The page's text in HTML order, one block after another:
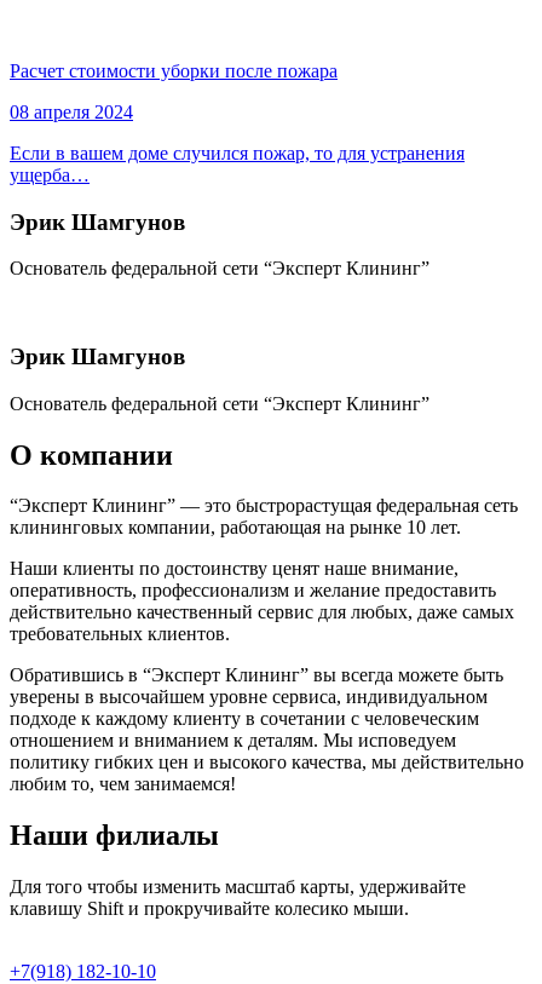
Расчет стоимости уборки после пожара
08 апреля 2024
Если в вашем доме случился пожар, то для устранения
ущерба…
Эрик Шамгунов
Основатель федеральной сети “Эксперт Клининг”
Эрик Шамгунов
Основатель федеральной сети “Эксперт Клининг”
О компании
“Эксперт Клининг” — это быстрорастущая федеральная сеть
клининговых компании, работающая на рынке 10 лет.
Наши клиенты по достоинству ценят наше внимание,
оперативность, профессионализм и желание предоставить
действительно качественный сервис для любых, даже самых
требовательных клиентов.
Обратившись в “Эксперт Клининг” вы всегда можете быть
уверены в высочайшем уровне сервиса, индивидуальном
подходе к каждому клиенту в сочетании с человеческим
отношением и вниманием к деталям. Мы исповедуем
политику гибких цен и высокого качества, мы действительно
любим то, чем занимаемся!
Наши филиалы
Для того чтобы изменить масштаб карты, удерживайте
клавишу Shift и прокручивайте колесико мыши.
+7(918) 182-10-10